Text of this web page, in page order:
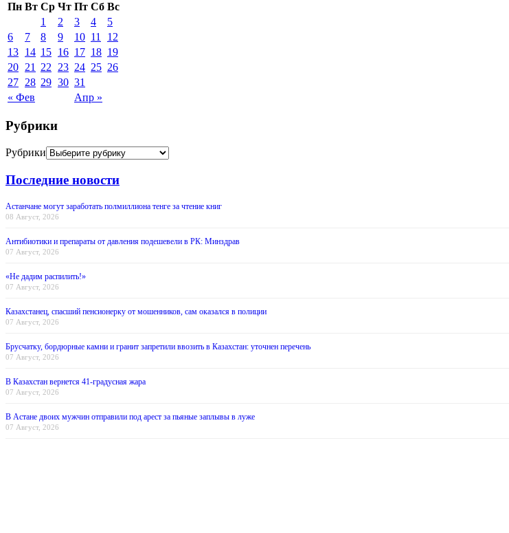
Пн Вт Ср Чт Пт Сб Вс
« Фев Апр »
1 2 3 4
5
6
7 8 9 10 11
12
13 14 15 16 17 18 19
20 21 22 23 24 25 26
27 28 29 30 31
Рубрики
Рубрики
Последние новости
Астанчане могут заработать полмиллиона тенге за чтение книг
08 Август, 2026
Антибиотики и препараты от давления подешевели в РК: Минздрав
07 Август, 2026
«Не дадим распилить!»
07 Август, 2026
Казахстанец, спасший пенсионерку от мошенников, сам оказался в полиции
07 Август, 2026
Брусчатку, бордюрные камни и гранит запретили ввозить в Казахстан: уточнен перечень
07 Август, 2026
В Казахстан вернется 41-градусная жара
07 Август, 2026
В Астане двоих мужчин отправили под арест за пьяные заплывы в луже
07 Август, 2026